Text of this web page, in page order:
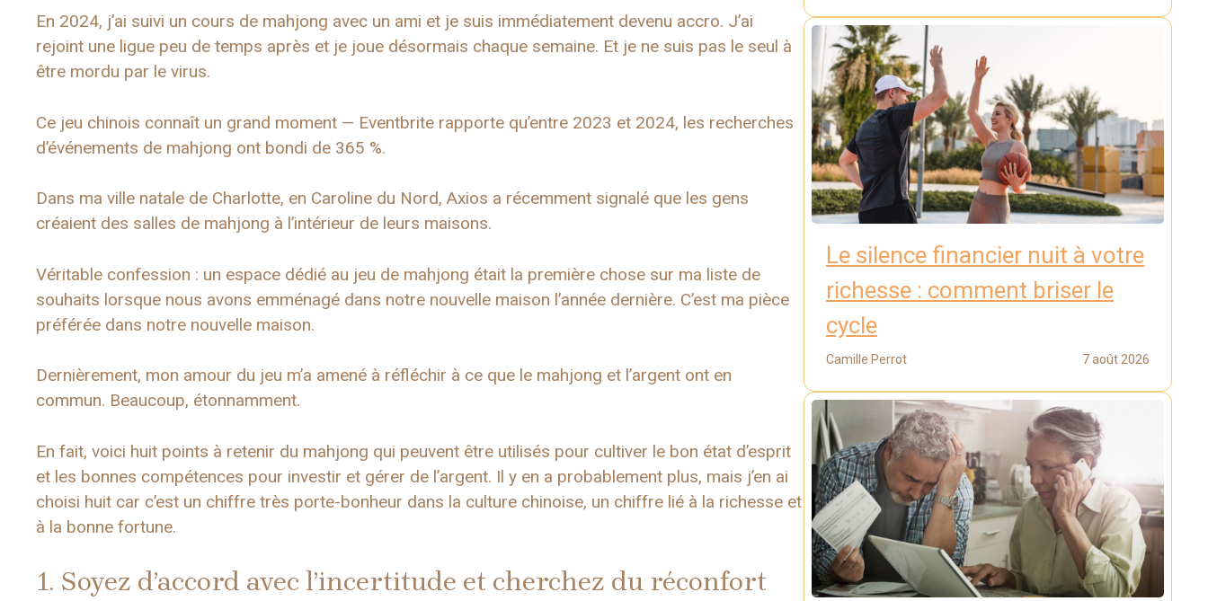
En 2024, j’ai suivi un cours de mahjong avec un ami et je suis immédiatement devenu accro. J’ai
rejoint une ligue peu de temps après et je joue désormais chaque semaine. Et je ne suis pas le seul à
être mordu par le virus.
Ce jeu chinois connaît un grand moment — Eventbrite rapporte qu’entre 2023 et 2024, les recherches
d’événements de mahjong ont bondi de 365 %.
Dans ma ville natale de Charlotte, en Caroline du Nord, Axios a récemment signalé que les gens
créaient des salles de mahjong à l’intérieur de leurs maisons.
Véritable confession : un espace dédié au jeu de mahjong était la première chose sur ma liste de
souhaits lorsque nous avons emménagé dans notre nouvelle maison l’année dernière. C’est ma pièce
préférée dans notre nouvelle maison.
Dernièrement, mon amour du jeu m’a amené à réfléchir à ce que le mahjong et l’argent ont en
commun. Beaucoup, étonnamment.
En fait, voici huit points à retenir du mahjong qui peuvent être utilisés pour cultiver le bon état d’esprit
et les bonnes compétences pour investir et gérer de l’argent. Il y en a probablement plus, mais j’en ai
choisi huit car c’est un chiffre très porte-bonheur dans la culture chinoise, un chiffre lié à la richesse et
à la bonne fortune.
1. Soyez d’accord avec l’incertitude et cherchez du réconfort
Le silence financier nuit à votre
richesse : comment briser le
cycle
Camille Perrot 7 août 2026